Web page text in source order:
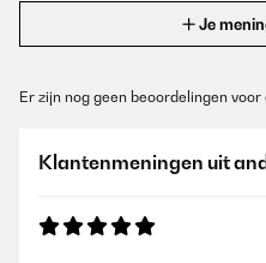
Je
Er zijn nog geen beoordelingen
Klantenmeningen uit